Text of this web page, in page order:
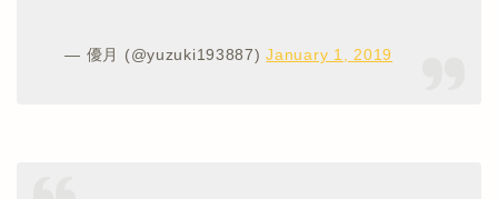
— 優月 (@yuzuki193887)January 1, 2019